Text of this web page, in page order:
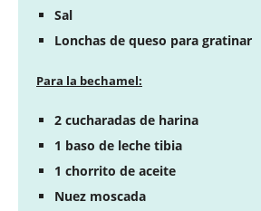
Sal
Lonchas de queso para gratinar
Para la bechamel:
2 cucharadas de harina
1 baso de leche tibia
1 chorrito de aceite
Nuez moscada